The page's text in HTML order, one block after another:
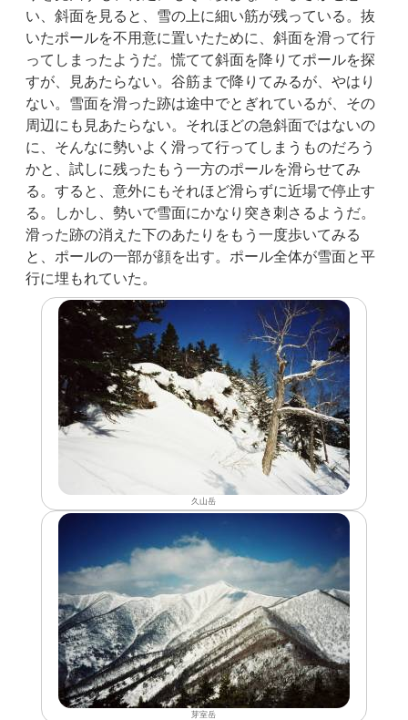
い、斜面を見ると、雪の上に細い筋が残っている。抜
いたポールを不用意に置いたために、斜面を滑って行
ってしまったようだ。慌てて斜面を降りてポールを探
すが、見あたらない。谷筋まで降りてみるが、やはり
ない。雪面を滑った跡は途中でとぎれているが、その
周辺にも見あたらない。それほどの急斜面ではないの
に、そんなに勢いよく滑って行ってしまうものだろう
かと、試しに残ったもう一方のポールを滑らせてみ
る。すると、意外にもそれほど滑らずに近場で停止す
る。しかし、勢いで雪面にかなり突き刺さるようだ。
滑った跡の消えた下のあたりをもう一度歩いてみる
と、ポールの一部が顔を出す。ポール全体が雪面と平
行に埋もれていた。
久山岳
芽室岳